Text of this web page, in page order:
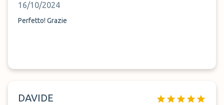
16/10/2024
Perfetto! Grazie
DAVIDE